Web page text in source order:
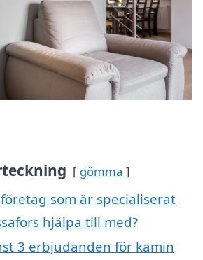
gömma
som är specialiserat
hjälpa till med?
3 erbjudanden för kamin